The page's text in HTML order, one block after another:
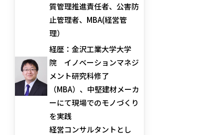
質管理推進責任者、公害防
止管理者、MBA(経営管
理）
経歴：金沢工業大学大学
院 イノベーションマネジ
メント研究科修了
（MBA）、中堅建材メーカ
ーにて現場でのモノづくり
を実践
経営コンサルタントとし